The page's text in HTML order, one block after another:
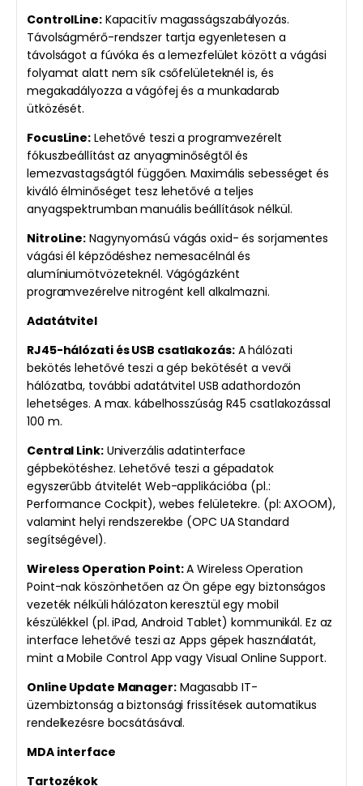
ControlLine:Kapacitív magasságszabályozás.
Távolságmérő-rendszer tartja egyenletesen a
távolságot a fúvóka és a lemezfelület között a vágási
folyamat alatt nem sík csőfelületeknél is, és
megakadályozza a vágófej és a munkadarab
ütközését.
FocusLine: Lehetővé teszi a programvezérelt
fókuszbeállítást az anyagminőségtől és
lemezvastagságtól függően. Maximális sebességet és
kiváló élminőséget tesz lehetővé a teljes
anyagspektrumban manuális beállítások nélkül.
NitroLine: Nagynyomású vágás oxid- és sorjamentes
vágási él képződéshez nemesacélnál és
alumíniumötvözeteknél. Vágógázként
programvezérelve nitrogént kell alkalmazni.
Adatátvitel
RJ45-hálózati és USB csatlakozás:A hálózati
bekötés lehetővé teszi a gép bekötését a vevői
hálózatba, további adatátvitel USB adathordozón
lehetséges. A max. kábelhosszúság R45 csatlakozással
100 m.
Central Link:Univerzális adatinterface
gépbekötéshez. Lehetővé teszi a gépadatok
egyszerűbb átvitelét Web-applikációba (pl.:
Performance Cockpit), webes felületekre. (pl: AXOOM),
valamint helyi rendszerekbe (OPC UA Standard
segítségével).
Wireless Operation Point:A Wireless Operation
Point-nak köszönhetően az Ön gépe egy biztonságos
vezeték nélküli hálózaton keresztül egy mobil
készülékkel (pl. iPad, Android Tablet) kommunikál. Ez az
interface lehetővé teszi az Apps gépek használatát,
mint a Mobile Control App vagy Visual Online Support.
Online Update Manager:Magasabb IT-
üzembiztonság a biztonsági frissítések automatikus
rendelkezésre bocsátásával.
MDA interface
Tartozékok